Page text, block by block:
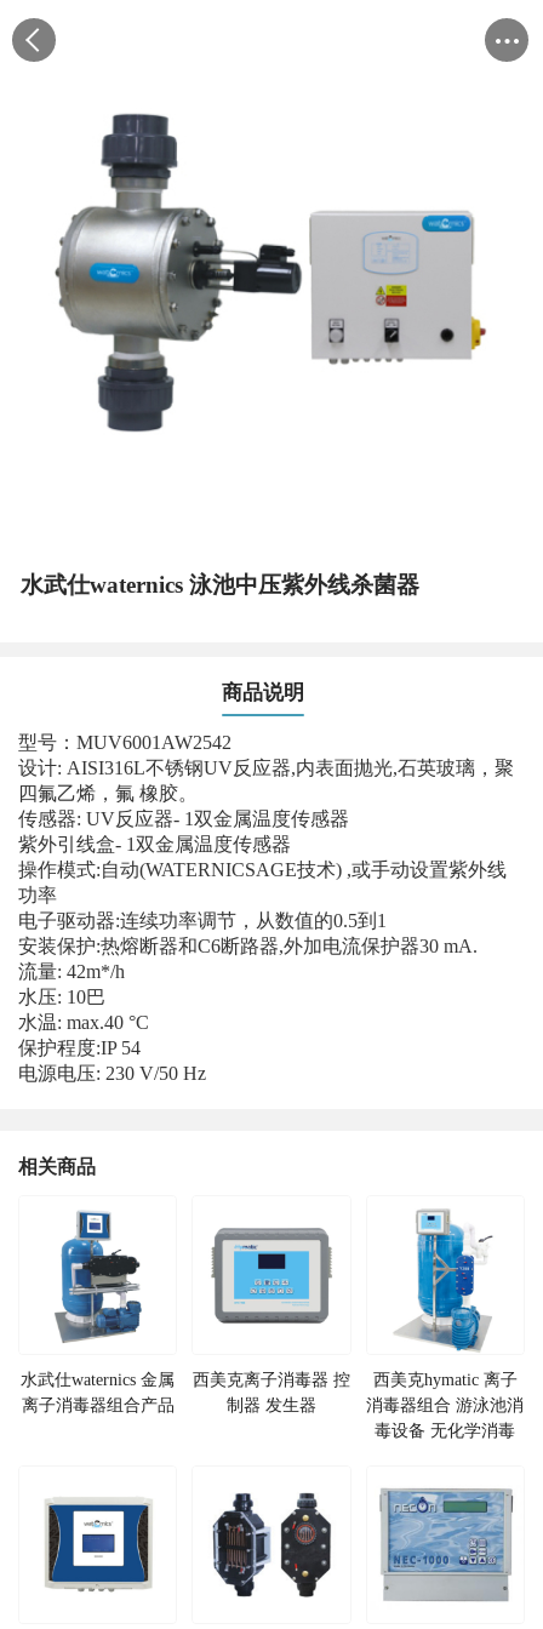
水武仕waternics 泳池中压紫外线杀菌器
商品说明
型号：MUV6001AW2542
设计: AISI316L不锈钢UV反应器,内表面抛光,石英玻璃，聚
四氟乙烯，氟 橡胶。
传感器: UV反应器- 1双金属温度传感器
紫外引线盒- 1双金属温度传感器
操作模式:自动(WATERNICSAGE技术) ,或手动设置紫外线
功率
电子驱动器:连续功率调节，从数值的0.5到1
安装保护:热熔断器和C6断路器,外加电流保护器30 mA.
流量: 42m*/h
水压: 10巴
水温: max.40 °C
保护程度:IP 54
电源电压: 230 V/50 Hz
相关商品
水武仕waternics 金属
离子消毒器组合产品
西美克离子消毒器 控
制器 发生器
西美克hymatic 离子
消毒器组合 游泳池消
毒设备 无化学消毒